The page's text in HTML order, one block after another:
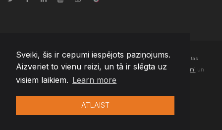
Sveiki, šis ir cepumi iespējots paziņojums.
Aizveriet to vienu reizi, un tā ir slēgta uz
visiem laikiem. Learn more
ATLAIST
© Autortiesības2026 Team Extension Latvia- Visas tiesības aizsargātas
Changelog● Izmantojot šo vietni, jūs piekrītat mūsuLietošanas noteikumi un
Privātuma politika